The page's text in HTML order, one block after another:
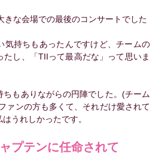
な会場での最後のコンサートでした
持ちもあったんですけど、チームの
し、「TIIって最高だな」って思いま
もありながらの円陣でした。(チーム
ァンの方も多くて、それだけ愛されて
うれしかったです。
プテンに任命されて